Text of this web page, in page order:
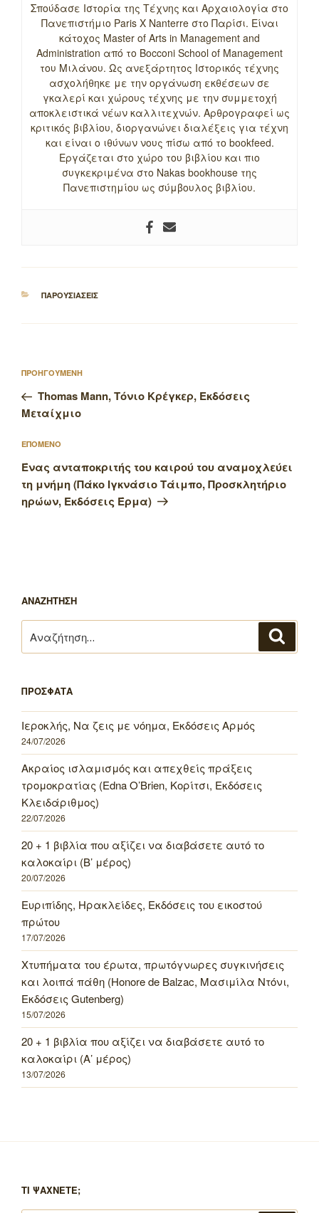
Σπούδασε Ιστορία της Τέχνης και Αρχαιολογία στο
Πανεπιστήμιο Paris X Nanterre στο Παρίσι. Είναι
κάτοχος Master of Arts in Management and
Administration από το Bocconi School of Management
του Μιλάνου. Ως ανεξάρτητος Ιστορικός τέχνης
ασχολήθηκε με την οργάνωση εκθέσεων σε
γκαλερί και χώρους τέχνης με την συμμετοχή
αποκλειστικά νέων καλλιτεχνών. Αρθρογραφεί ως
κριτικός βιβλίου, διοργανώνει διαλέξεις για τέχνη
και είναι ο ιθύνων νους πίσω από το bookfeed.
Εργάζεται στο χώρο του βιβλίου και πιο
συγκεκριμένα στο Nakas bookhouse της
Πανεπιστημίου ως σύμβουλος βιβλίου.
ΚΑΤΗΓΟΡΙΕΣ
ΠΑΡΟΥΣΙΑΣΕΙΣ
άρθρων
Προηγούμενο
άρθρο
ΠΡΟΗΓΟΥΜΕΝΗ
Thomas Mann, Τόνιο Κρέγκερ, Εκδόσεις
Μεταίχμιο
Επόμενο
άρθρο
ΕΠΟΜΕΝΟ
Ένας ανταποκριτής του καιρού του αναμοχλεύει
τη μνήμη (Πάκο Ιγκνάσιο Τάιμπο, Προσκλητήριο
ηρώων, Εκδόσεις Έρμα)
ΑΝΑΖΗΤΗΣΗ
για:
ΠΡΟΣΦΑΤΑ
Ιεροκλής, Να ζεις με νόημα, Εκδόσεις Αρμός
24/07/2026
Ακραίος ισλαμισμός και απεχθείς πράξεις
τρομοκρατίας (Edna O’Brien, Κορίτσι, Εκδόσεις
Κλειδάριθμος)
22/07/2026
20 + 1 βιβλία που αξίζει να διαβάσετε αυτό το
καλοκαίρι (Β’ μέρος)
20/07/2026
Ευριπίδης, Ηρακλείδες, Εκδόσεις του εικοστού
πρώτου
17/07/2026
Χτυπήματα του έρωτα, πρωτόγνωρες συγκινήσεις
και λοιπά πάθη (Honore de Balzac, Μασιμίλα Ντόνι,
Εκδόσεις Gutenberg)
15/07/2026
20 + 1 βιβλία που αξίζει να διαβάσετε αυτό το
καλοκαίρι (Α’ μέρος)
13/07/2026
ΤΙ ΨΑΧΝΕΤΕ;